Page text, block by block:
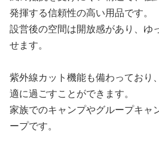
発揮する信頼性の高い用品です。
設営後の空間は開放感があり、ゆ
せます。
紫外線カット機能も備わっており
適に過ごすことができます。
家族でのキャンプやグループキャ
ープです。